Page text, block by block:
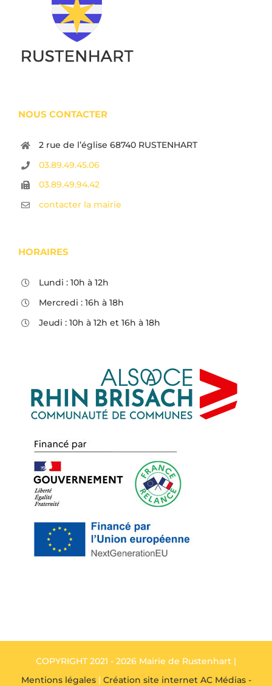
NOUS CONTACTER
2 rue de l’église 68740 RUSTENHART
03.89.49.45.06
03.89.49.94.42
contacter la mairie
HORAIRES
Lundi : 10h à 12h
Mercredi : 16h à 18h
Jeudi : 10h à 12h et 16h à 18h
COPYRIGHT 2021 - 2026 Mairie de Rustenhart |
Mentions légales| Création site internet AC Médias -